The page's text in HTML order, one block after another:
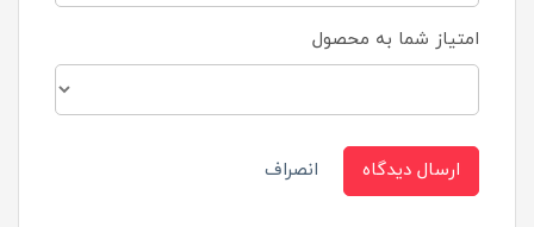
امتیاز شما به محصول
ارسال دیدگاه انصراف